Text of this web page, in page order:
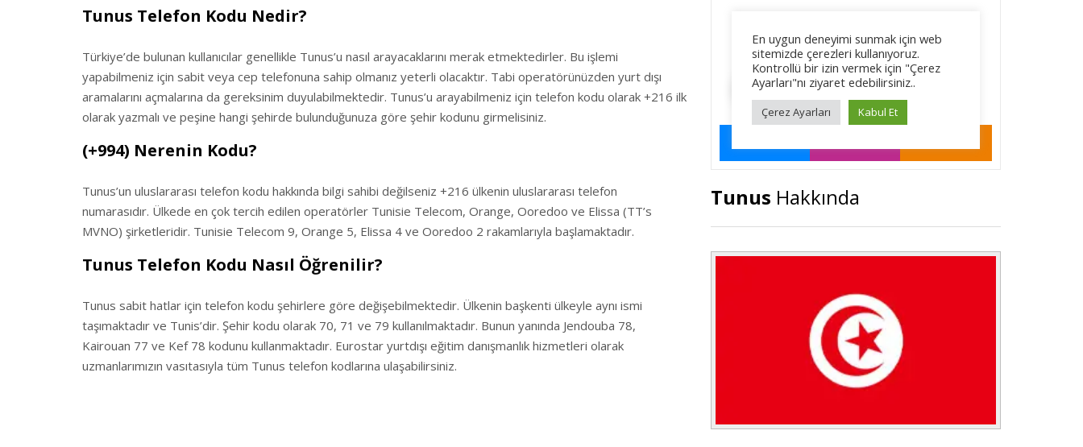
Tunus Telefon Kodu Nedir?
Türkiye’de bulunan kullanıcılar genellikle Tunus’u nasıl arayacaklarını merak etmektedirler. Bu işlemi
yapabilmeniz için sabit veya cep telefonuna sahip olmanız yeterli olacaktır. Tabi operatörünüzden yurt dışı
aramalarını açmalarına da gereksinim duyulabilmektedir. Tunus’u arayabilmeniz için telefon kodu olarak +216 ilk
olarak yazmalı ve peşine hangi şehirde bulunduğunuza göre şehir kodunu girmelisiniz.
(+994) Nerenin Kodu?
Tunus’un uluslararası telefon kodu hakkında bilgi sahibi değilseniz +216 ülkenin uluslararası telefon
numarasıdır. Ülkede en çok tercih edilen operatörler Tunisie Telecom, Orange, Ooredoo ve Elissa (TT’s
MVNO) şirketleridir. Tunisie Telecom 9, Orange 5, Elissa 4 ve Ooredoo 2 rakamlarıyla başlamaktadır.
Tunus Telefon Kodu Nasıl Öğrenilir?
Tunus sabit hatlar için telefon kodu şehirlere göre değişebilmektedir. Ülkenin başkenti ülkeyle aynı ismi
taşımaktadır ve Tunis’dir. Şehir kodu olarak 70, 71 ve 79 kullanılmaktadır. Bunun yanında Jendouba 78,
Kairouan 77 ve Kef 78 kodunu kullanmaktadır. Eurostar yurtdışı eğitim danışmanlık hizmetleri olarak
uzmanlarımızın vasıtasıyla tüm Tunus telefon kodlarına ulaşabilirsiniz.
Tunus Hakkında